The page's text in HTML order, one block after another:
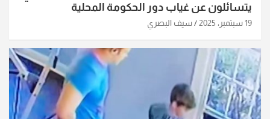
يتسائلون عن غياب دور الحكومة المحلية
19 سبتمبر، 2025 سيف البصري